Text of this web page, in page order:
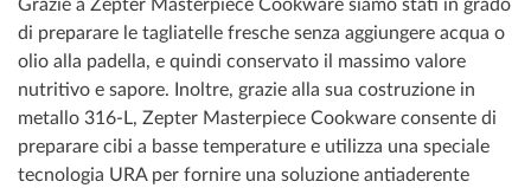
Grazie a Zepter Masterpiece Cookware siamo stati in grado
di preparare le tagliatelle fresche senza aggiungere acqua o
olio alla padella, e quindi conservato il massimo valore
nutritivo e sapore. Inoltre, grazie alla sua costruzione in
metallo 316-L, Zepter Masterpiece Cookware consente di
preparare cibi a basse temperature e utilizza una speciale
tecnologia URA per fornire una soluzione antiaderente